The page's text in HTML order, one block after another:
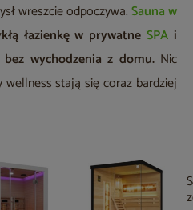
wreszcie odpoczywa.Sauna w
łazienkę w prywatneSPA i
wychodzenia z domu. Nic
stają się coraz bardziej